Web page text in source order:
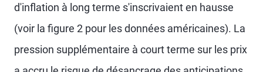
d'inflation à long terme s'inscrivaient en hausse
(voir la figure 2 pour les données américaines). La
pression supplémentaire à court terme sur les prix